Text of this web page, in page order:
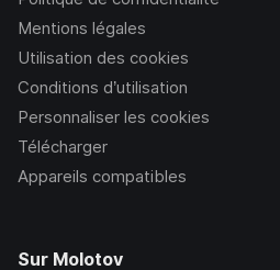
Mentions légales
Utilisation des cookies
Conditions d’utilisation
Personnaliser les cookies
Télécharger
Appareils compatibles
Sur Molotov